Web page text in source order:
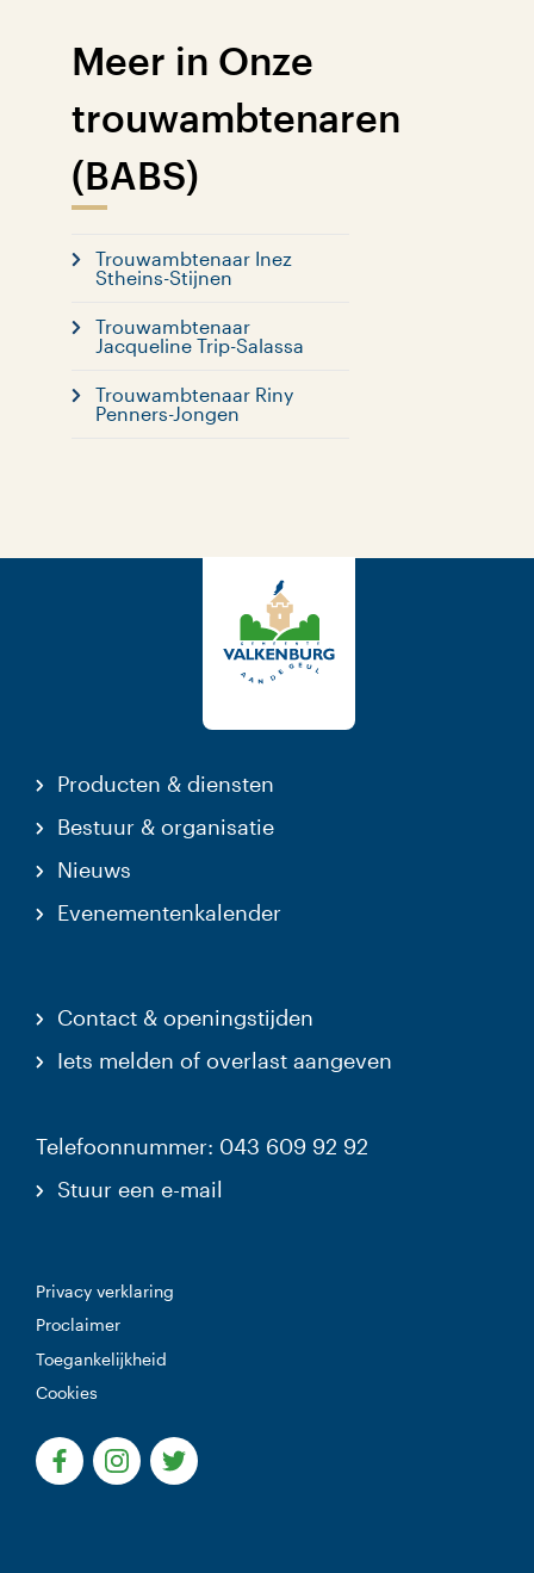
Meer in Onze
trouwambtenaren
(BABS)
Trouwambtenaar Inez
Stheins-Stijnen
Trouwambtenaar
Jacqueline Trip-Salassa
Trouwambtenaar Riny
Penners-Jongen
Producten & diensten
Bestuur & organisatie
Nieuws
Evenementenkalender
Contact & openingstijden
Iets melden of overlast aangeven
Telefoonnummer: 043 609 92 92
Stuur een e-mail
Privacy verklaring
Proclaimer
Toegankelijkheid
Cookies
(Deze link gaat naar een externe website)
(Deze link gaat naar een externe website)
(Deze link gaat naar een externe